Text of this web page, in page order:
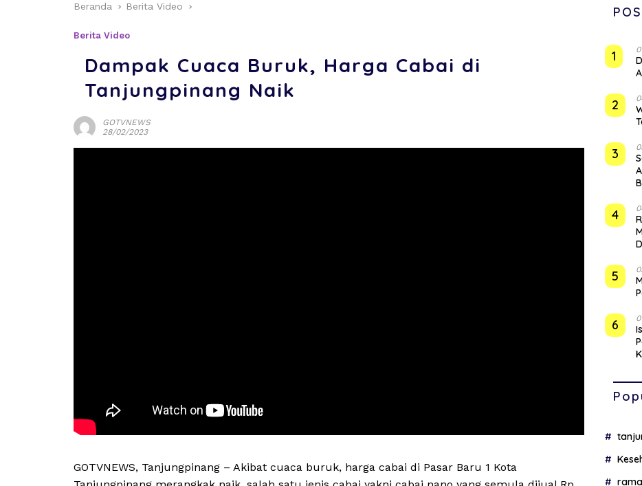
Beranda Berita Video
Berita Video
Dampak Cuaca Buruk, Harga Cabai di
Tanjungpinang Naik
GOTVNEWS
28/02/2023
GOTVNEWS, Tanjungpinang – Akibat cuaca buruk, harga cabai di Pasar Baru 1 Kota
1
2
3
4
5
6